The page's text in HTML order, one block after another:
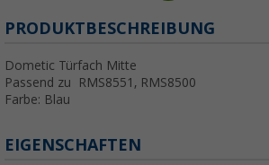
PRODUKTBESCHREIBUNG
Dometic Türfach Mitte
Passend zu RMS8551, RMS8500
Farbe: Blau
EIGENSCHAFTEN